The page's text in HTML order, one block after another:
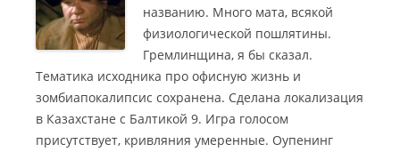
названию. Много мата, всякой
физиологической пошлятины.
Гремлинщина, я бы сказал.
Тематика исходника про офисную жизнь и
зомбиапокалипсис сохранена. Сделана локализация
в Казахстане с Балтикой 9. Игра голосом
присутствует, кривляния умеренные. Оупенинг